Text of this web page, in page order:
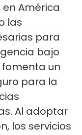
América
las
para
bajo
fomenta un
para la
Al adoptar
los servicios